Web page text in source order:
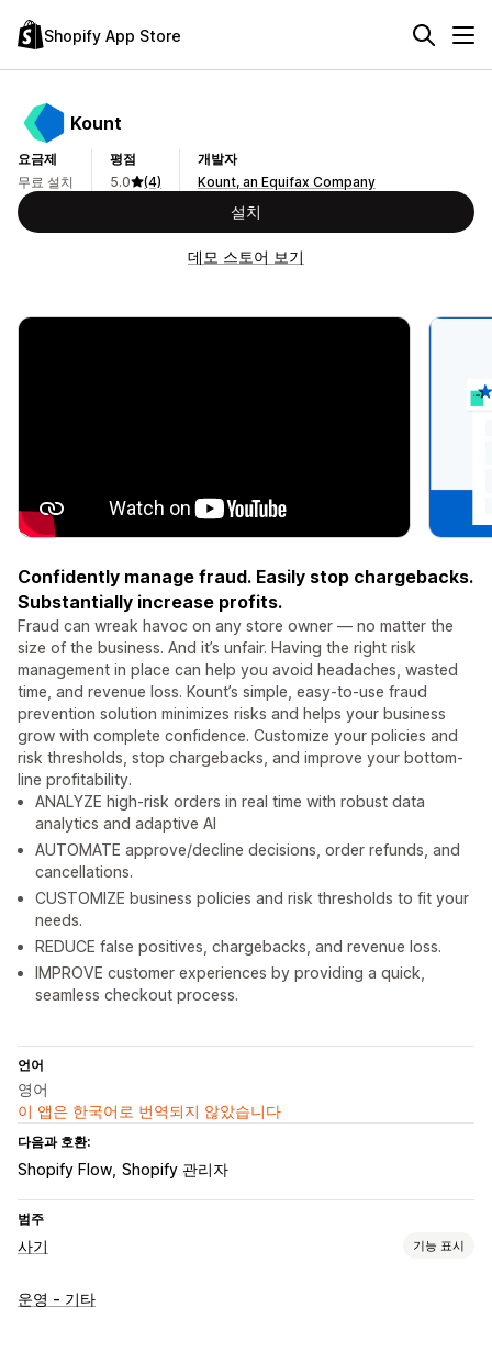
Shopify App Store
Kount
요금제
무료 설치
평점
5.0
(4)
개발자
Kount, an Equifax Company
설치
데모 스토어 보기
Confidently manage fraud. Easily stop chargebacks.
Substantially increase profits.
Fraud can wreak havoc on any store owner — no matter the
size of the business. And it’s unfair. Having the right risk
management in place can help you avoid headaches, wasted
time, and revenue loss. Kount’s simple, easy-to-use fraud
prevention solution minimizes risks and helps your business
grow with complete confidence. Customize your policies and
risk thresholds, stop chargebacks, and improve your bottom-
line profitability.
ANALYZE high-risk orders in real time with robust data
analytics and adaptive AI
AUTOMATE approve/decline decisions, order refunds, and
cancellations.
CUSTOMIZE business policies and risk thresholds to fit your
needs.
REDUCE false positives, chargebacks, and revenue loss.
IMPROVE customer experiences by providing a quick,
seamless checkout process.
언어
영어
이 앱은 한국어로 번역되지 않았습니다
다음과 호환:
Shopify Flow Shopify 관리자
범주
사기 기능 표시
사기 유형
운영 - 기타